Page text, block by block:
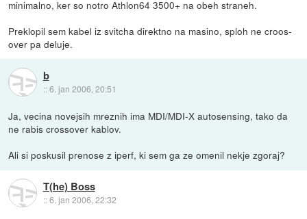
minimalno, ker so notro Athlon64 3500+ na obeh straneh.
Preklopil sem kabel iz svitcha direktno na masino, sploh ne croos-
over pa deluje.
b
::6. jan 2006, 20:51
Ja, vecina novejsih mreznih ima MDI/MDI-X autosensing, tako da
ne rabis crossover kablov.
Ali si poskusil prenose z iperf, ki sem ga ze omenil nekje zgoraj?
T(he) Boss
::6. jan 2006, 22:32